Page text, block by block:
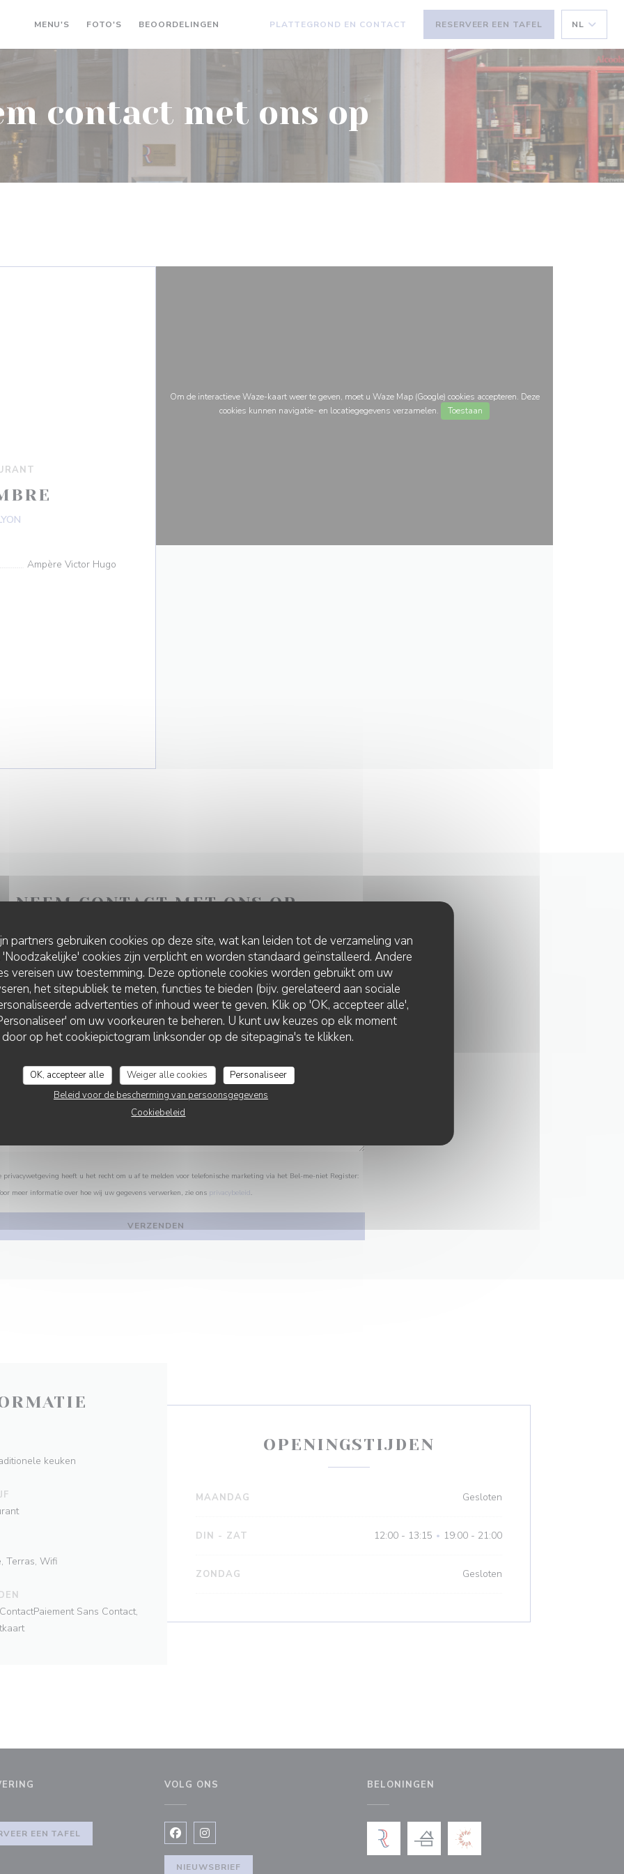
partners gebruiken cookies op deze site, wat kan leiden tot de verzameling van
cookies zijn verplicht en worden standaard geïnstalleerd. Andere
vereisen uw toestemming. Deze optionele cookies worden gebruikt om uw
het sitepubliek te meten, functies te bieden (bijv. gerelateerd aan sociale
advertenties of inhoud weer te geven. Klik op 'OK, accepteer alle',
om uw voorkeuren te beheren. U kunt uw keuzes op elk moment
op het cookiepictogram linksonder op de sitepagina's te klikken.
OK, accepteer alle Weiger alle cookies
Personaliseer
Beleid voor de bescherming van persoonsgegevens
Cookiebeleid
MENU'S FOTO'S BEOORDELINGEN PLATTEGROND EN CONTACT RESERVEER EEN TAFEL NL
contact met ons op
((opent in een nieuw venster))
Ampère Victor Hugo
Om de interactieve Waze-kaart weer te geven, moet u Waze Map (Google) cookies accepteren. Deze
cookies kunnen navigatie- en locatiegegevens verzamelen.
Toestaan
NEEM CONTACT MET ONS OP
Wilt u contact met ons opnemen?
Vul het onderstaande formulier in!
privacywetgeving heeft u het recht om u af te melden voor telefonische marketing via het Bel-me-niet Register:
meer informatie over hoe wij uw gegevens verwerken, zie ons privacybeleid.
keuken
Terras, Wifi
Sans Contact,
OPENINGSTIJDEN
MAANDAG Gesloten
DIN - ZAT 12:00 - 13:15 • 19:00 - 21:00
ZONDAG Gesloten
EEN TAFEL
VOLG ONS
Facebook ((opent in een nieuw venster))
Instagram ((opent in een nieuw venster))
NIEUWSBRIEF
BELONINGEN